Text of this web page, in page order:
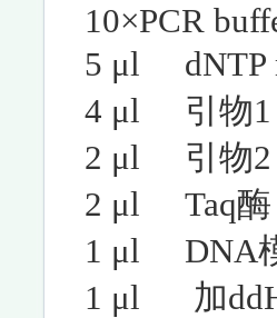
5 μl
4 μl 引
2 μl 引
2 μl
1 μl DNA
1 μl 加